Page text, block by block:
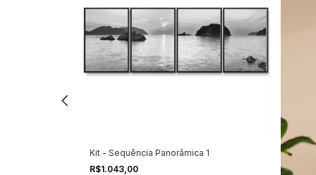
Kit - Sequência Panorâmica 1
R$1.043,00